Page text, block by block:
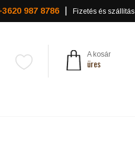
987 8786 Fizetés és szállítás
A kosár
üres